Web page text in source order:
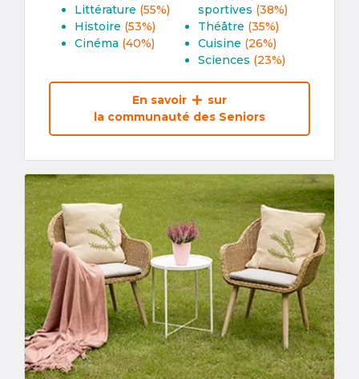
Littérature (55%)
Histoire (53%)
Cinéma (40%)
sportives (38%)
Théâtre (35%)
Cuisine (26%)
Sciences (23%)
En savoir
sur
la communauté des Seniors